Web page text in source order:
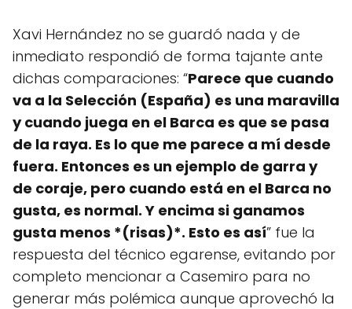
Xavi Hernández no se guardó nada y de
inmediato respondió de forma tajante ante
dichas comparaciones: “Parece que cuando
va a la Selección (España) es una maravilla
y cuando juega en el Barca es que se pasa
de la raya. Es lo que me parece a mí desde
fuera. Entonces es un ejemplo de garra y
de coraje, pero cuando está en el Barca no
gusta, es normal. Y encima si ganamos
gusta menos *(risas)*. Esto es así” fue la
respuesta del técnico egarense, evitando por
completo mencionar a Casemiro para no
generar más polémica aunque aprovechó la